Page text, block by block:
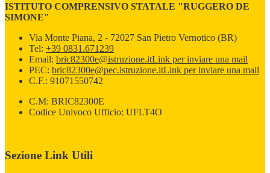
ISTITUTO COMPRENSIVO STATALE "RUGGERO DE
SIMONE"
Via Monte Piana, 2 - 72027 San Pietro Vernotico (BR)
Tel: +39 0831.671239
Email: bric82300e@istruzione.itLink per inviare una mail
PEC: bric82300e@pec.istruzione.itLink per inviare una mail
C.F.: 91071550742
C.M: BRIC82300E
Codice Univoco Ufficio: UFLT4O
Sezione Link Utili